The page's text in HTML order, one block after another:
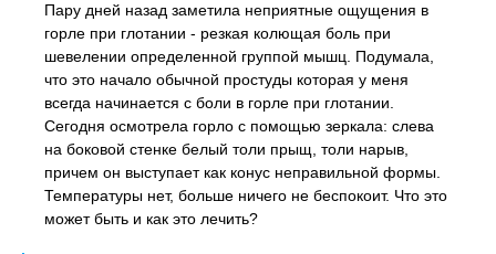
Пару дней назад заметила неприятные ощущения в
горле при глотании - резкая колющая боль при
шевелении определенной группой мышц. Подумала,
что это начало обычной простуды которая у меня
всегда начинается с боли в горле при глотании.
Сегодня осмотрела горло с помощью зеркала: слева
на боковой стенке белый толи прыщ, толи нарыв,
причем он выступает как конус неправильной формы.
Температуры нет, больше ничего не беспокоит. Что это
может быть и как это лечить?